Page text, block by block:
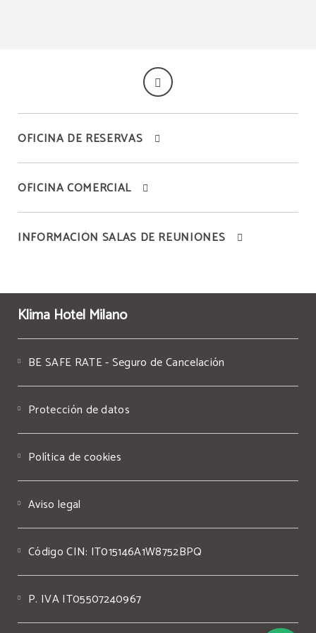
OFICINA DE RESERVAS
OFICINA COMERCIAL
INFORMACIÓN SALAS DE REUNIONES
Klima Hotel Milano
BE SAFE RATE - Seguro de Cancelación
Protección de datos
Política de cookies
Aviso legal
Código CIN: IT015146A1W8752BPQ
P. IVA IT05507240967